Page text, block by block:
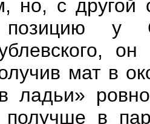
но, с другой
позицию у
мат в
ладьи»
получше в